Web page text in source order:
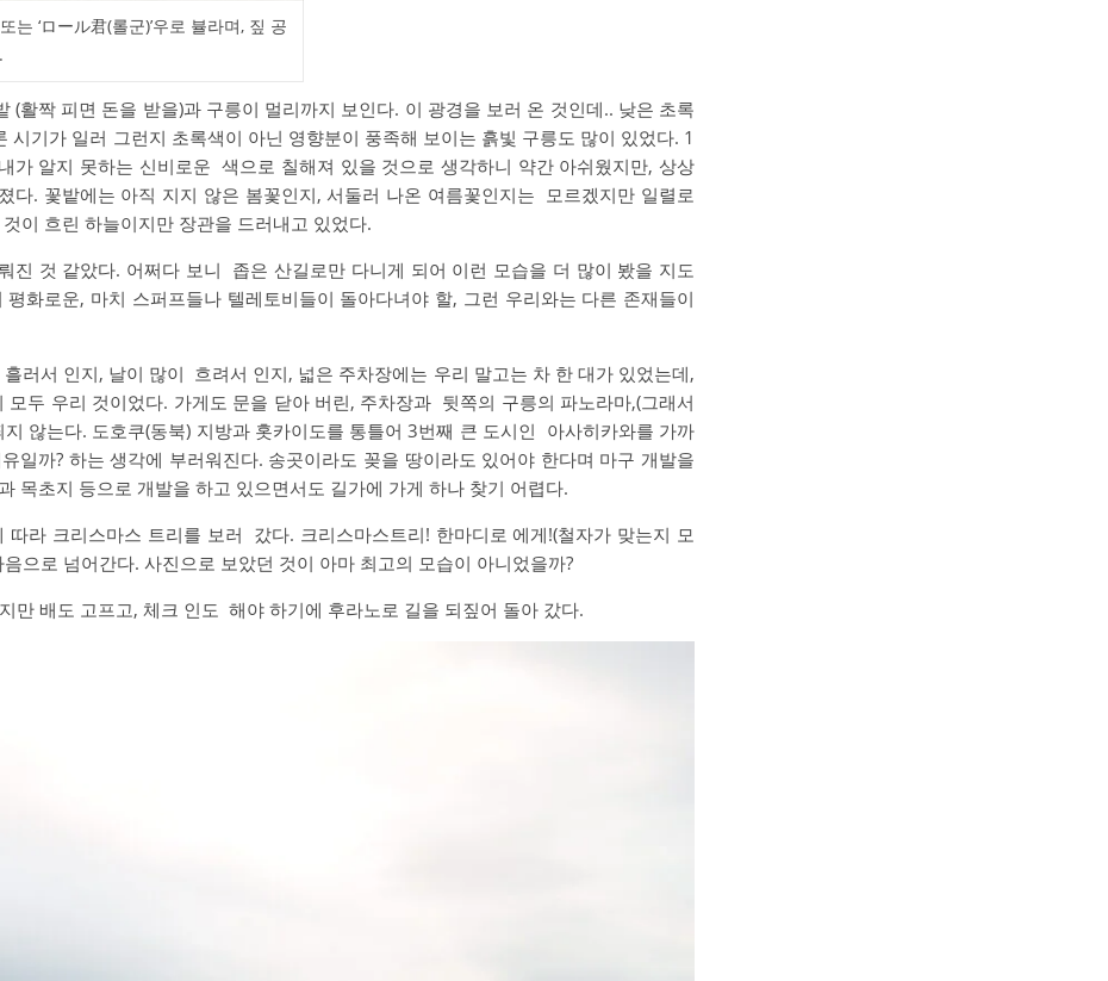
는 ‘ロール君(롤군)’우로 뷸라며, 짚 공
(활짝 피면 돈을 받을)과 구릉이 멀리까지 보인다. 이 광경을 보러 온 것인데.. 낮은 초록
기가 일러 그런지 초록색이 아닌 영향분이 풍족해 보이는 흙빛 구릉도 많이 있었다. 1
가 알지 못하는 신비로운 색으로 칠해져 있을 것으로 생각하니 약간 아쉬웠지만, 상상
다. 꽃밭에는 아직 지지 않은 봄꽃인지, 서둘러 나온 여름꽃인지는 모르겠지만 일렬로
이 흐린 하늘이지만 장관을 드러내고 있었다.
진 것 같았다. 어쩌다 보니 좁은 산길로만 다니게 되어 이런 모습을 더 많이 봤을 지도
화로운, 마치 스퍼프들나 텔레토비들이 돌아다녀야 할, 그런 우리와는 다른 존재들이
러서 인지, 날이 많이 흐려서 인지, 넓은 주차장에는 우리 말고는 차 한 대가 있었는데,
두 우리 것이었다. 가게도 문을 닫아 버린, 주차장과 뒷쪽의 구릉의 파노라마,(그래서
않는다. 도호쿠(동북) 지방과 홋카이도를 통틀어 3번째 큰 도시인 아사히카와를 가까
일까? 하는 생각에 부러워진다. 송곳이라도 꽂을 땅이라도 있어야 한다며 마구 개발을
목초지 등으로 개발을 하고 있으면서도 길가에 가게 하나 찾기 어렵다.
라 크리스마스 트리를 보러 갔다. 크리스마스트리! 한마디로 에게!(철자가 맞는지 모
으로 넘어간다. 사진으로 보았던 것이 아마 최고의 모습이 아니었을까?
만 배도 고프고, 체크 인도 해야 하기에 후라노로 길을 되짚어 돌아 갔다.